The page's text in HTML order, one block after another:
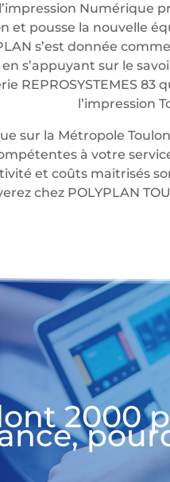
Numérique
et pousse la nouvelle
s’est donnée
s’appuyant sur le
REPROSYSTEMES
l’impression
sur la Métropole
à votre
et coûts maitrisés
chez POLYPLAN
2000